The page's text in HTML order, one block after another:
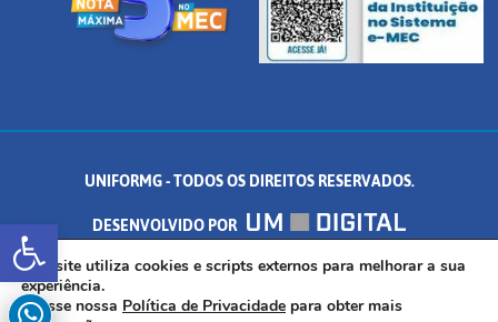
Abrir a barra de ferramentas
UNIFORMG - TODOS OS DIREITOS RESERVADOS.
DESENVOLVIDO POR
AV. DR. ARNALDO DE SENNA, 328 - PALMEIRAS, FORMIGA/MG - CEP:
35.574.530
Este site utiliza cookies e scripts externos para melhorar a sua
experiência.
Acesse nossa Política de Privacidade para obter mais